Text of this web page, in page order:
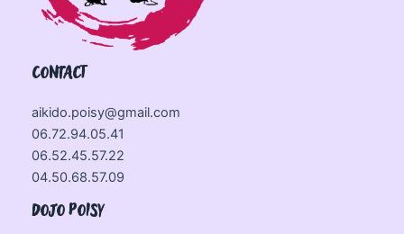
CONTACT
aikido.poisy@gmail.com
06.72.94.05.41
06.52.45.57.22
04.50.68.57.09
DOJO POISY